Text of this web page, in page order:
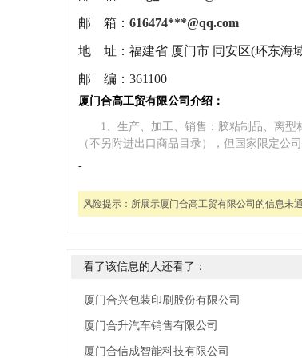
邮 箱： 616474***@qq.com
地 址： 福建省 厦门市 同安区(环东海
邮 编： 361100
厦门合高工贸有限公司介绍：
1、生产、加工、销售：胶粘制品、离
（不另附进出口商品目录），但国家限定公
-
风险提示： 所展示厦门合高工贸有限公司的信息未
看了该信息的人还看了：
厦门合兴包装印刷股份有限公司
厦门合升汽车销售有限公司
厦门合信成智能科技有限公司